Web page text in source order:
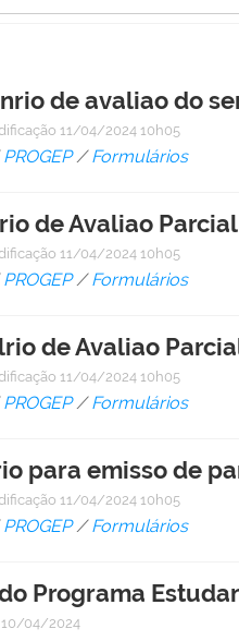
de avaliao do
11/04/2024 10h05
PROGEP /Formulários
de Avaliao
11/04/2024 10h05
PROGEP /Formulários
de Avaliao
11/04/2024 10h05
PROGEP /Formulários
para emisso de
11/04/2024 10h05
PROGEP /Formulários
Programa
10/04/2024